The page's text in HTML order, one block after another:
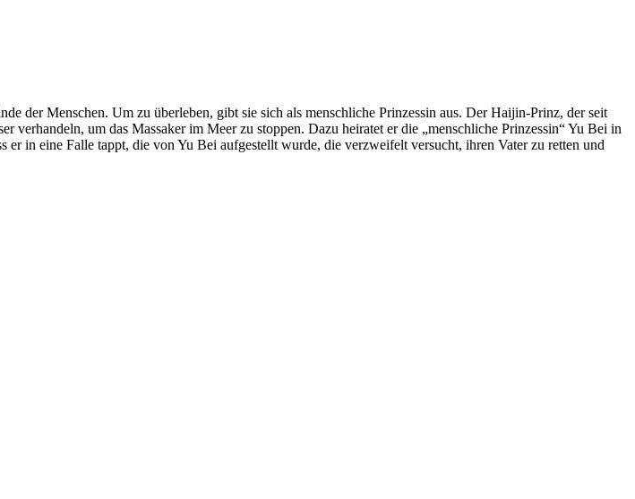
der Menschen. Um zu überleben, gibt sie sich als menschliche Prinzessin aus. Der Haijin-Prinz, der seit
um das Massaker im Meer zu stoppen. Dazu heiratet er die „menschliche Prinzessin“ Yu Bei in
in eine Falle tappt, die von Yu Bei aufgestellt wurde, die verzweifelt versucht, ihren Vater zu retten und